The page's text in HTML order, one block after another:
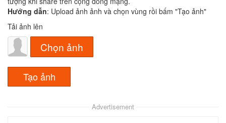
Hướng dẫn: Upload ảnh ảnh và chọn vùng rồi bấm "Tạo ảnh"
Tải ảnh lên
Chọn ảnh
Advertisement